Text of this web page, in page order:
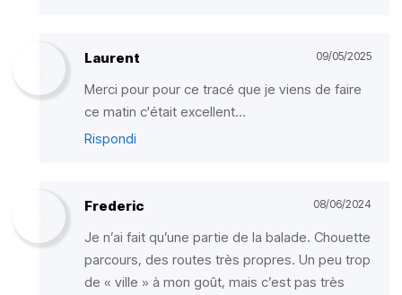
Laurent 09/05/2025
Merci pour pour ce tracé que je viens de faire
ce matin c'était excellent...
Rispondi
Frederic 08/06/2024
Je n’ai fait qu’une partie de la balade. Chouette
parcours, des routes très propres. Un peu trop
de « ville » à mon goût, mais c’est pas très